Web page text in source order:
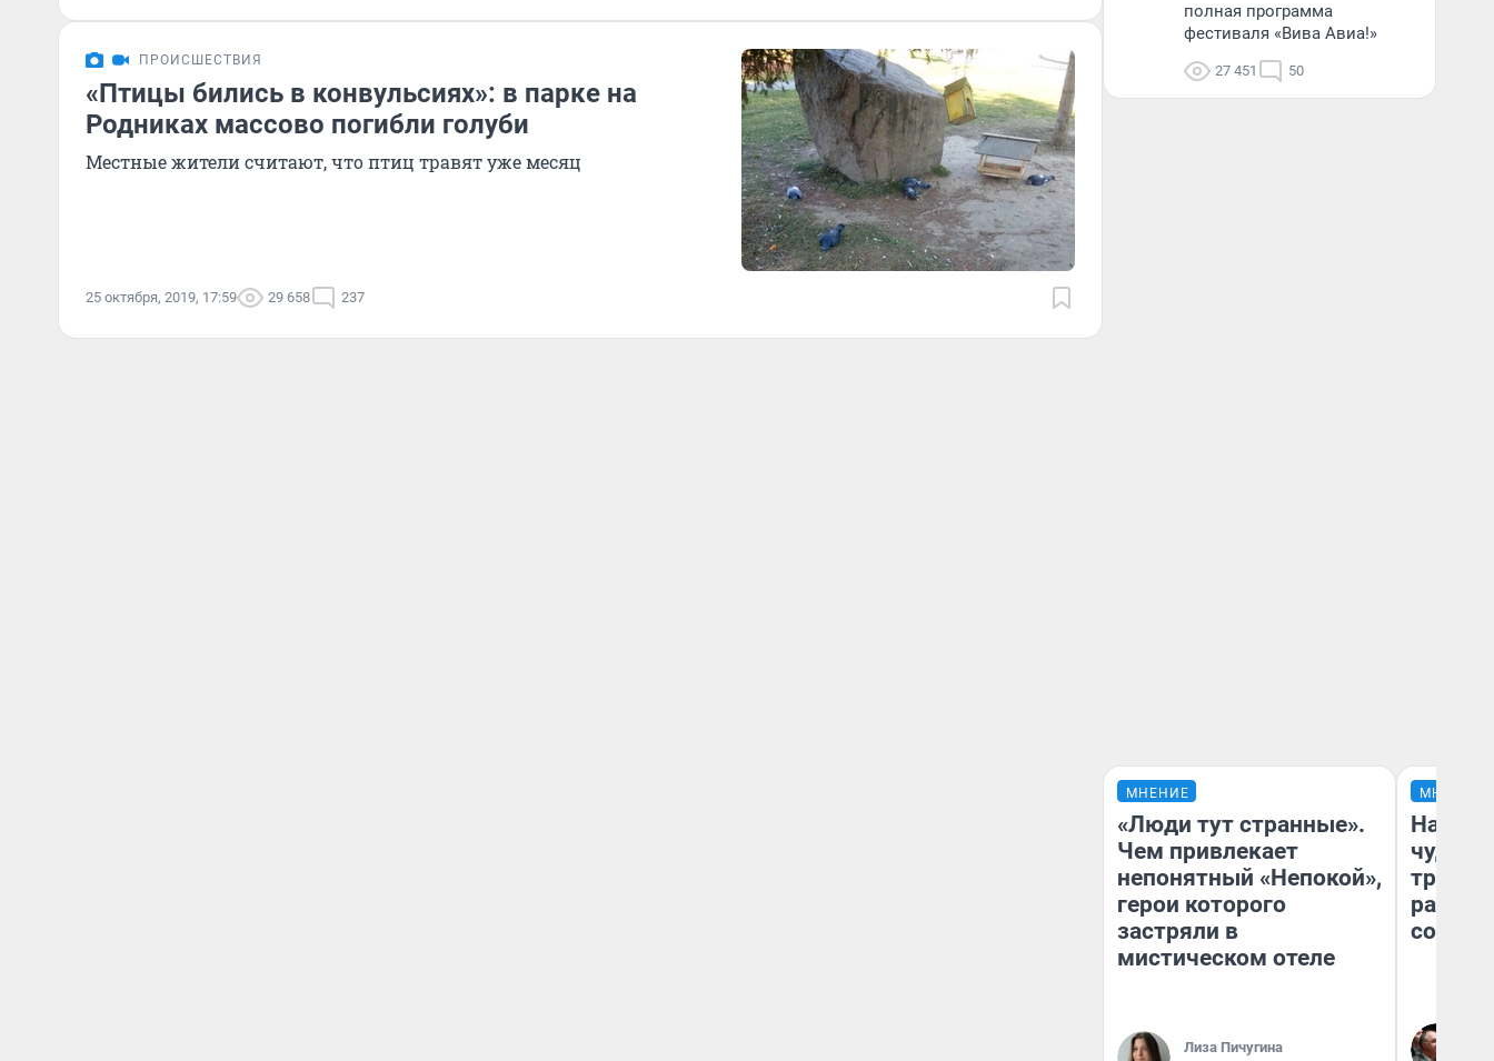
ПРОИСШЕСТВИЯ
«Птицы бились в конвульсиях»: в парке на
Родниках массово погибли голуби
Местные жители считают, что птиц травят уже месяц
25 октября, 2019, 17:59 29 658 237
полная программа
фестиваля «Вива Авиа!»
27 451 50
МНЕНИЕ
«Люди тут странные».
Чем привлекает
непонятный «Непокой»,
герои которого
застряли в
мистическом отеле
Лиза Пичугина
МНЕНИЕ
чудом